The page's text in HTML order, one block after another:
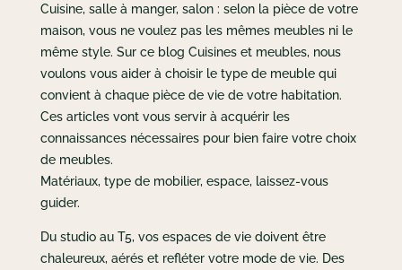
Cuisine, salle à manger, salon : selon la pièce de votre
maison, vous ne voulez pas les mêmes meubles ni le
même style. Sur ce blog Cuisines et meubles, nous
voulons vous aider à choisir le type de meuble qui
convient à chaque pièce de vie de votre habitation.
Ces articles vont vous servir à acquérir les
connaissances nécessaires pour bien faire votre choix
de meubles.
Matériaux, type de mobilier, espace, laissez-vous
guider.
Du studio au T5, vos espaces de vie doivent être
chaleureux, aérés et refléter votre mode de vie. Des